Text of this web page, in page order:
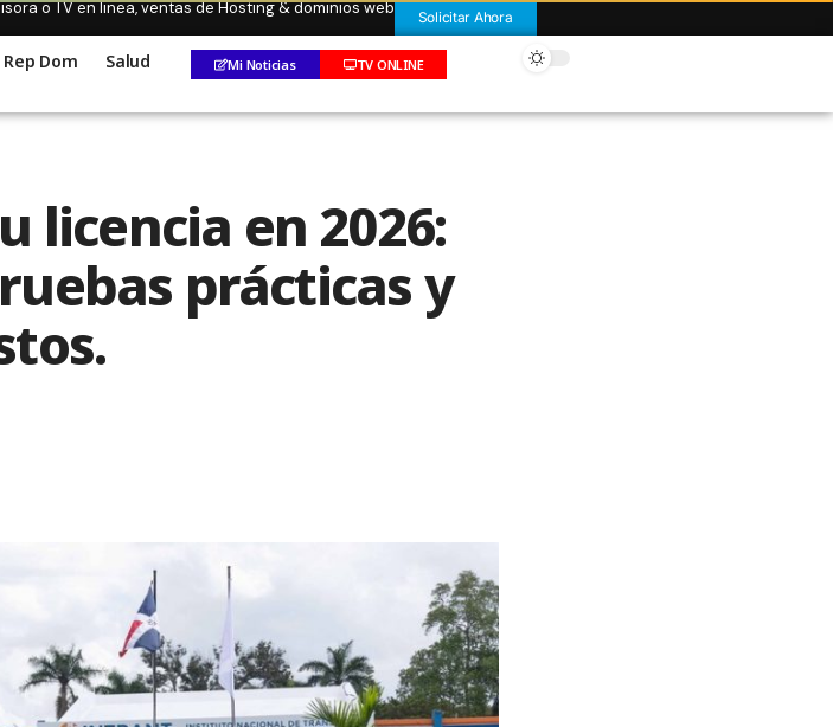
o TV en linea, ventas de Hosting & dominios web Solicitar Ahora
Rep Dom Salud Mi Noticias TV ONLINE
licencia en 2026:
prácticas y